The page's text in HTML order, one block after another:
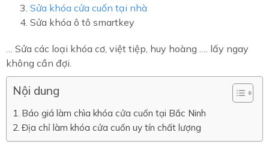
Sửa khóa cửa cuốn tại nhà
Sửa khóa ô tô smartkey
… Sửa các loại khóa cơ, việt tiệp, huy hoàng …. lấy ngay
không cần đợi.
Nội dung
Báo giá làm chìa khóa cửa cuốn tại Bắc Ninh
Địa chỉ làm khóa cửa cuốn uy tín chất lượng